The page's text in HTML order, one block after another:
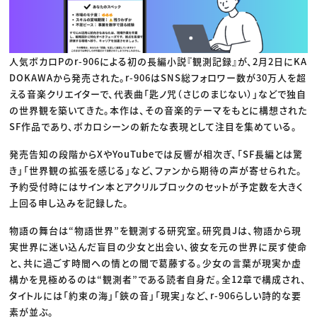
プロフェッショナル×つながる×メディア
人気ボカロPのr-906による初の長編小説『観測記録』が、2月2日にKA
DOKAWAから発売された。r-906はSNS総フォロワー数が30万人を超
える音楽クリエイターで、代表曲「匙ノ咒（さじのまじない）」などで独自
の世界観を築いてきた。本作は、その音楽的テーマをもとに構想された
SF作品であり、ボカロシーンの新たな表現として注目を集めている。
発売告知の段階からXやYouTubeでは反響が相次ぎ、「SF長編とは驚
き」「世界観の拡張を感じる」など、ファンから期待の声が寄せられた。
予約受付時にはサイン本とアクリルブロックのセットが予定数を大きく
上回る申し込みを記録した。
物語の舞台は“物語世界”を観測する研究室。研究員Jは、物語から現
実世界に迷い込んだ盲目の少女と出会い、彼女を元の世界に戻す使命
と、共に過ごす時間への情との間で葛藤する。少女の言葉が現実か虚
構かを見極めるのは“観測者”である読者自身だ。全12章で構成され、
タイトルには「約束の海」「鋏の音」「現実」など、r-906らしい詩的な要
素が並ぶ。